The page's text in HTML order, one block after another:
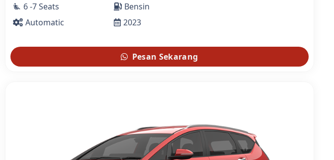
airline_seat_recline_extra 6 -7 Seats
Automatic
Bensin
2023
Pesan Sekarang